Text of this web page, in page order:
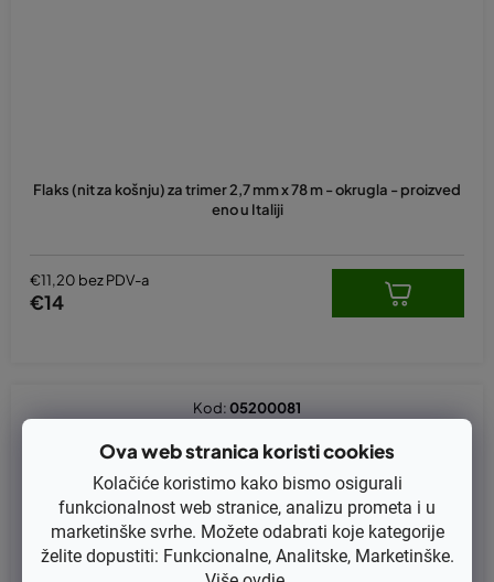
Ova web stranica koristi cookies
Kolačiće koristimo kako bismo osigurali
funkcionalnost web stranice, analizu prometa i u
marketinške svrhe. Možete odabrati koje kategorije
želite dopustiti: Funkcionalne, Analitske, Marketinške.
Flaks (nit za košnju) za trimer 2,7 mm x 78 m - okrugla - proizved
eno u Italiji
€11,20 bez PDV-a
€14
Kod:05200081